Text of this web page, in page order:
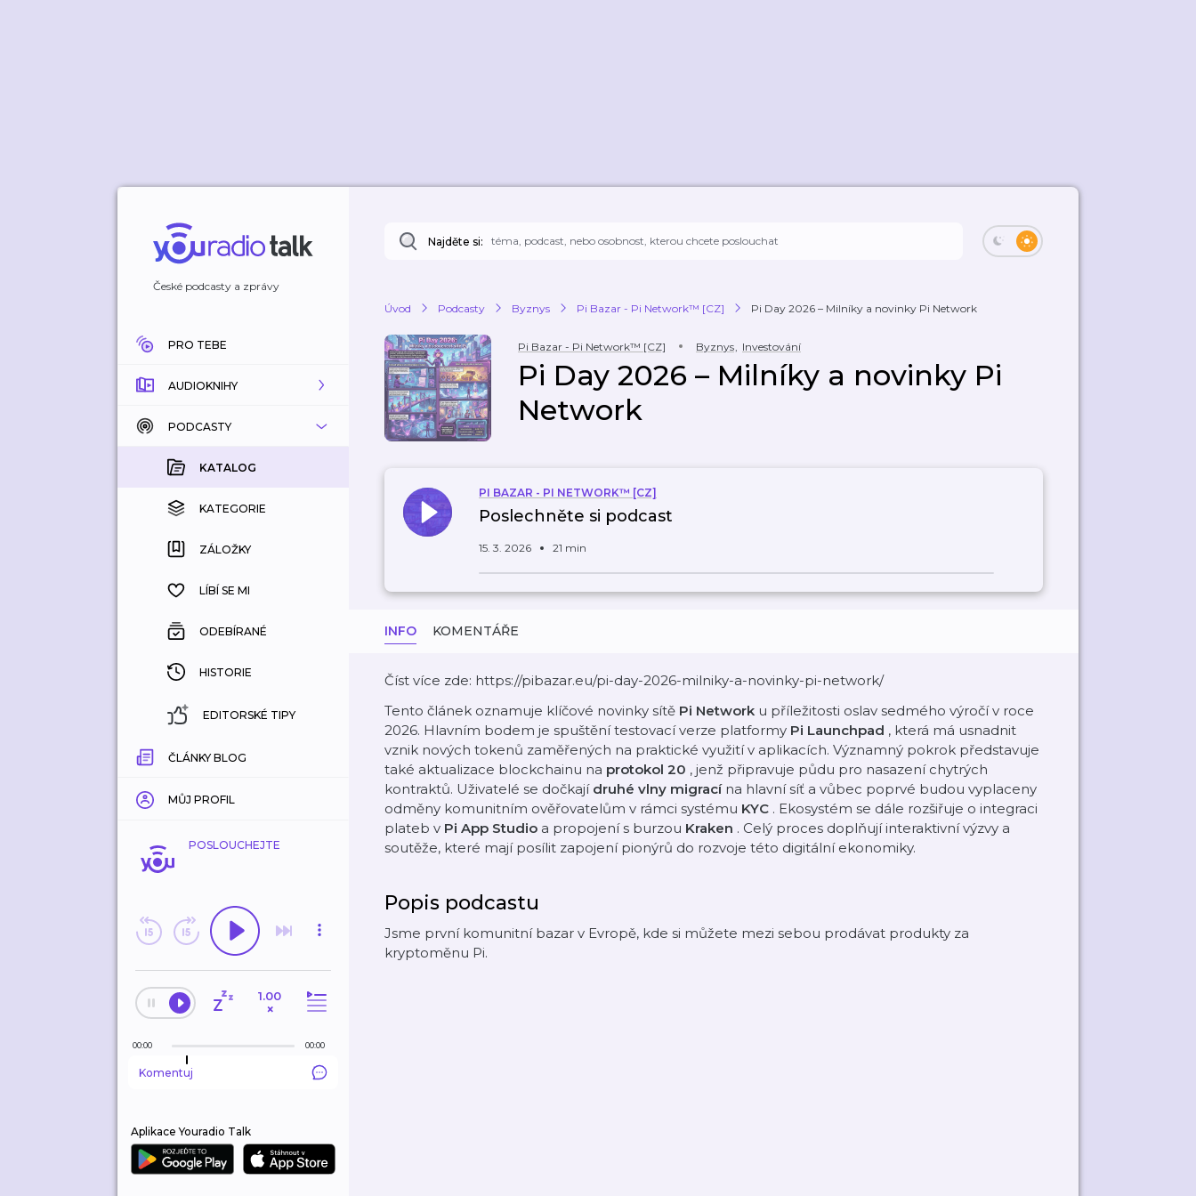
České podcasty a zprávy
PRO TEBE
AUDIOKNIHY
KATALOG
KOUPENÉ
KATEGORIE
ZÁLOŽKY
HISTORIE
PODCASTY
KATALOG
KATEGORIE
ZÁLOŽKY
LÍBÍ SE MI
ODEBÍRANÉ
HISTORIE
EDITORSKÉ TIPY
ČLÁNKY BLOG
MŮJ PROFIL
POSLOUCHEJTE
1.00
×
00:00 00:00
Komentuj
Aplikace Youradio Talk
Najděte si:
Úvod Podcasty Byznys Pi Bazar - Pi Network™ [CZ] Pi Day 2026 – Milníky a novinky Pi Network
Pi Bazar - Pi Network™ [CZ] Byznys, Investování
Pi Day 2026 – Milníky a novinky Pi
Network
PI BAZAR - PI NETWORK™ [CZ]
Poslechněte si podcast
15. 3. 2026 21 min
INFO KOMENTÁŘE
Číst více zde: https://pibazar.eu/pi-day-2026-milniky-a-novinky-pi-network/
Tento článek oznamuje klíčové novinky sítě Pi Network u příležitosti oslav sedmého výročí v roce
2026. Hlavním bodem je spuštění testovací verze platformy Pi Launchpad , která má usnadnit
vznik nových tokenů zaměřených na praktické využití v aplikacích. Významný pokrok představuje
také aktualizace blockchainu na protokol 20 , jenž připravuje půdu pro nasazení chytrých
kontraktů. Uživatelé se dočkají druhé vlny migrací na hlavní síť a vůbec poprvé budou vyplaceny
odměny komunitním ověřovatelům v rámci systému KYC . Ekosystém se dále rozšiřuje o integraci
plateb v Pi App Studio a propojení s burzou Kraken . Celý proces doplňují interaktivní výzvy a
soutěže, které mají posílit zapojení pionýrů do rozvoje této digitální ekonomiky.
Popis podcastu
Jsme první komunitní bazar v Evropě, kde si můžete mezi sebou prodávat produkty za
kryptoměnu Pi.